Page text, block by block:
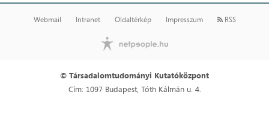
Webmail Intranet Oldaltérkép Impresszum RSS
© Társadalomtudományi Kutatóközpont
Cím: 1097 Budapest, Tóth Kálmán u. 4.